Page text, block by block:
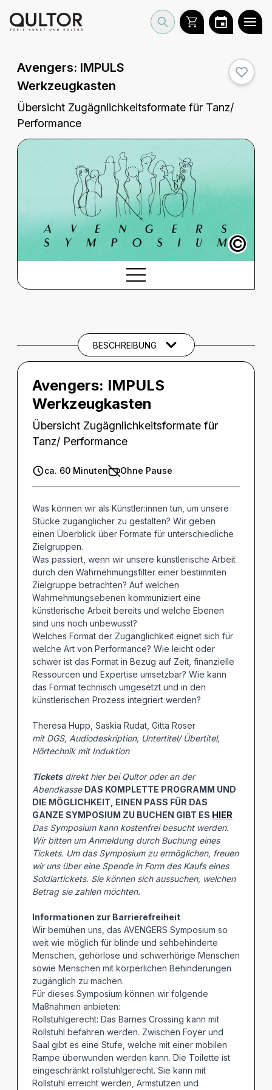
Avengers: IMPULS
Werkzeugkasten
Übersicht Zugägnlichkeitsformate für Tanz/
Performance
©
THEMEN UND SCHLAGWÖRTER
BESCHREIBUNG
Avengers: IMPULS
Werkzeugkasten
Übersicht Zugägnlichkeitsformate für
Tanz/ Performance
ca. 60 Minuten Ohne Pause
Was können wir als Künstler:innen tun, um unsere
Stücke zugänglicher zu gestalten? Wir geben
einen Überblick über Formate für unterschiedliche
Zielgruppen.
Was passiert, wenn wir unsere künstlerische Arbeit
durch den Wahrnehmungsfilter einer bestimmten
Zielgruppe betrachten? Auf welchen
Wahrnehmungsebenen kommuniziert eine
künstlerische Arbeit bereits und welche Ebenen
sind uns noch unbewusst?
Welches Format der Zugänglichkeit eignet sich für
welche Art von Performance? Wie leicht oder
schwer ist das Format in Bezug auf Zeit, finanzielle
Ressourcen und Expertise umsetzbar? Wie kann
das Format technisch umgesetzt und in den
künstlerischen Prozess integriert werden?
Theresa Hupp, Saskia Rudat, Gitta Roser
mit DGS, Audiodeskription, Untertitel/ Übertitel,
Hörtechnik mit Induktion
Ticketsdirekt hier bei Qultor oder an der
Abendkasse DAS KOMPLETTE PROGRAMM UND
DIE MÖGLICHKEIT, EINEN PASS FÜR DAS
GANZE SYMPOSIUM ZU BUCHEN GIBT ES HIER
Das Symposium kann kostenfrei besucht werden.
Wir bitten um Anmeldung durch Buchung eines
Tickets. Um das Symposium zu ermöglichen, freuen
wir uns über eine Spende in Form des Kaufs eines
Soldiartickets. Sie können sich aussuchen, welchen
Betrag sie zahlen möchten.
Informationen zur Barrierefreiheit
Wir bemühen uns, das AVENGERS Symposium so
weit wie möglich für blinde und sehbehinderte
Menschen, gehörlose und schwerhörige Menschen
sowie Menschen mit körperlichen Behinderungen
zugänglich zu machen.
Für dieses Symposium können wir folgende
Maßnahmen anbieten:
Rollstuhlgerecht: Das Barnes Crossing kann mit
Rollstuhl befahren werden. Zwischen Foyer und
Saal gibt es eine Stufe, welche mit einer mobilen
Rampe überwunden werden kann. Die Toilette ist
eingeschränkt rollstuhlgerecht. Sie kann mit
Rollstuhl erreicht werden, Armstützen und